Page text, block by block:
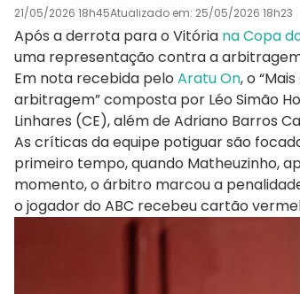
21/05/2026 18h45Atualizado em: 25/05/2026 18h23
Após a derrota para o Vitória na Copa
uma representação contra a
Em nota recebida pelo Aratu On, o
arbitragem” composta por Léo Simão
Linhares (CE), além de Adriano Barros
As críticas da equipe potiguar são
primeiro tempo, quando Matheuzinho,
momento, o árbitro marcou a
o jogador do ABC recebeu cartão